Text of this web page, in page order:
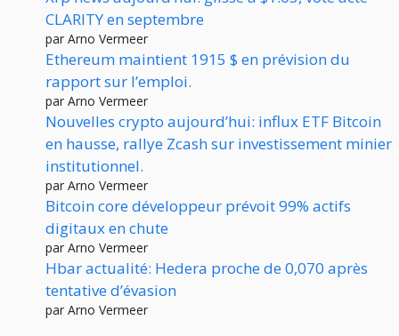
CLARITY en septembre
par Arno Vermeer
Ethereum maintient 1915 $ en prévision du
rapport sur l’emploi.
par Arno Vermeer
Nouvelles crypto aujourd’hui: influx ETF Bitcoin
en hausse, rallye Zcash sur investissement minier
institutionnel.
par Arno Vermeer
Bitcoin core développeur prévoit 99% actifs
digitaux en chute
par Arno Vermeer
Hbar actualité: Hedera proche de 0,070 après
tentative d’évasion
par Arno Vermeer